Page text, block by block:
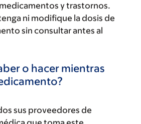
y trastornos.
ni modifique la dosis de
sin consultar antes al
o hacer mientras
sus proveedores de